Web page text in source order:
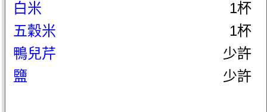
白米
1杯
五穀米
1杯
鴨兒芹
少許
鹽
少許